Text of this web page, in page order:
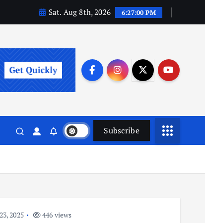
Sat. Aug 8th, 2026 6:27:00 PM
Subscribe
2025 446 views